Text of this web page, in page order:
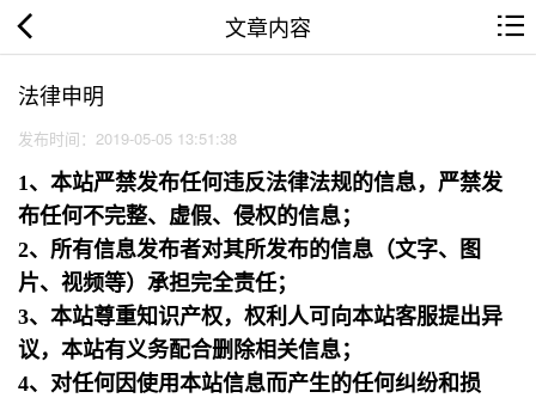
文章内容
法律申明
发布时间：2019-05-05 13:51:38
1、本站严禁发布任何违反法律法规的信息，严禁发
布任何不完整、虚假、侵权的信息；
2、所有信息发布者对其所发布的信息（文字、图
片、视频等）承担完全责任；
3、本站尊重知识产权，权利人可向本站客服提出异
议，本站有义务配合删除相关信息；
4、对任何因使用本站信息而产生的任何纠纷和损